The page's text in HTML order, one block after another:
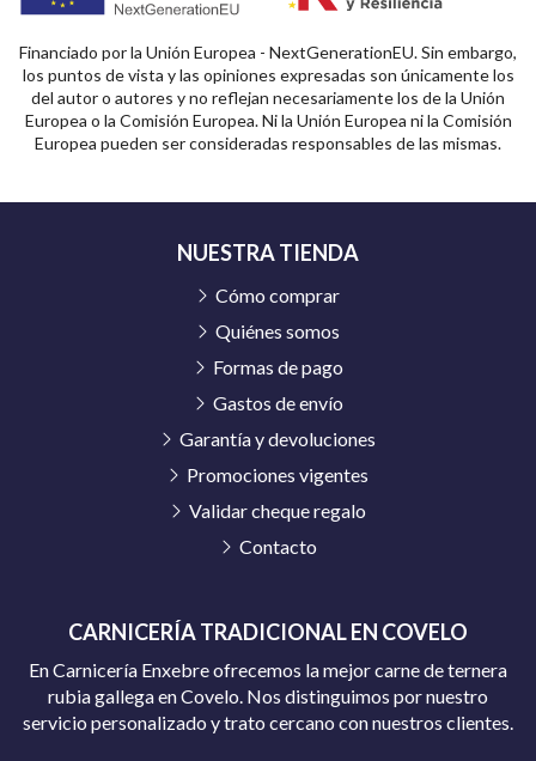
Financiado por la Unión Europea - NextGenerationEU. Sin embargo,
los puntos de vista y las opiniones expresadas son únicamente los
del autor o autores y no reflejan necesariamente los de la Unión
Europea o la Comisión Europea. Ni la Unión Europea ni la Comisión
Europea pueden ser consideradas responsables de las mismas.
CARNICERÍA TRADICIONAL EN COVELO
En Carnicería Enxebre ofrecemos la mejor carne de ternera
rubia gallega en Covelo. Nos distinguimos por nuestro
servicio personalizado y trato cercano con nuestros clientes.
NUESTRA TIENDA
Cómo comprar
Quiénes somos
Formas de pago
Gastos de envío
Garantía y devoluciones
Promociones vigentes
Validar cheque regalo
Contacto